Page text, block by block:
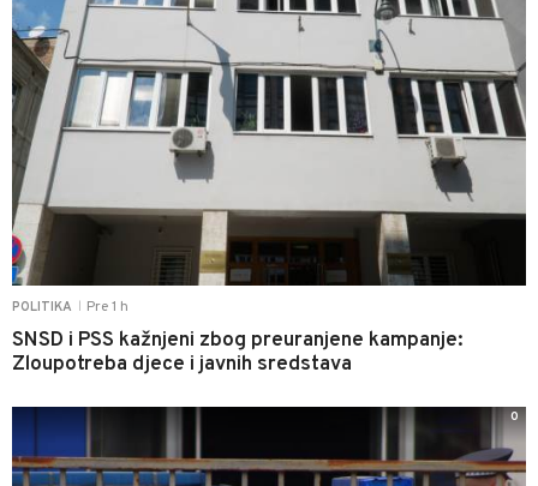
POLITIKA Pre 1 h
SNSD i PSS kažnjeni zbog preuranjene kampanje:
Zloupotreba djece i javnih sredstava
0